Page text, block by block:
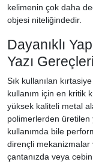
kelimenin çok daha
objesi niteliğindedir.
Dayanıklı
Yazı
Sık kullanılan
kullanım için en kritik
yüksek kaliteli metal
polimerlerden üretilen
kullanımda bile
dirençli mekanizmalar
çantanızda veya